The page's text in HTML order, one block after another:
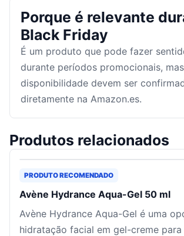
Porque é relevante
Black Friday
É um produto que pode fazer
durante períodos promocionais,
disponibilidade devem ser
diretamente na Amazon.es.
Produtos relacionados
PRODUTO RECOMENDADO
Avène Hydrance Aqua-Gel 50 ml
Avène Hydrance Aqua-Gel é uma
hidratação facial em gel-creme